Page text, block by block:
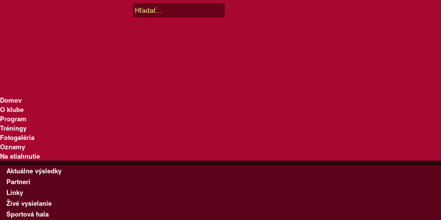
Domov
O klube
Program
Tréningy
Fotogaléria
Oznamy
Na stiahnutie
Aktuálne výsledky
Partneri
Linky
Živé vysielanie
Športová hala